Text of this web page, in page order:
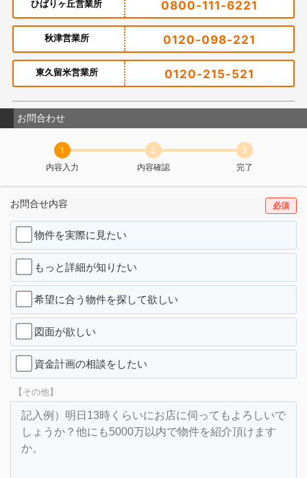
ひばりヶ丘営業所 0800-111-6221
秋津営業所 0120-098-221
東久留米営業所 0120-215-521
お問合わせ
1
内容入力
2
内容確認
3
完了
お問合せ内容 必須
物件を実際に見たい
もっと詳細が知りたい
希望に合う物件を探して欲しい
図面が欲しい
資金計画の相談をしたい
【その他】